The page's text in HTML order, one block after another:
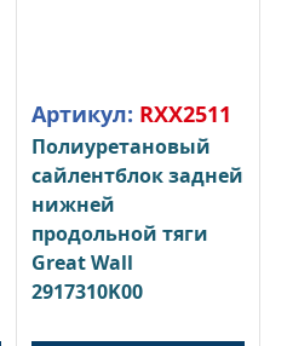
Артикул: RXX2511
Полиуретановый
сайлентблок задней
нижней
продольной тяги
Great Wall
2917310K00